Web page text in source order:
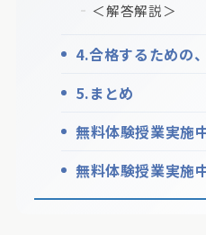
＜解答解説＞
4.合格するための
5.まとめ
無料体験授業実施
無料体験授業実施